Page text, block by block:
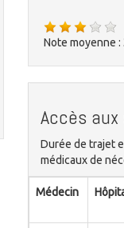
Note moyenne :
Accès aux
Durée de trajet
médicaux de
Médecin